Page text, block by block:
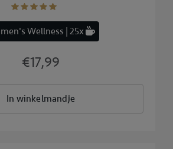
Wellness | 25x
€17,99
In winkelmandje